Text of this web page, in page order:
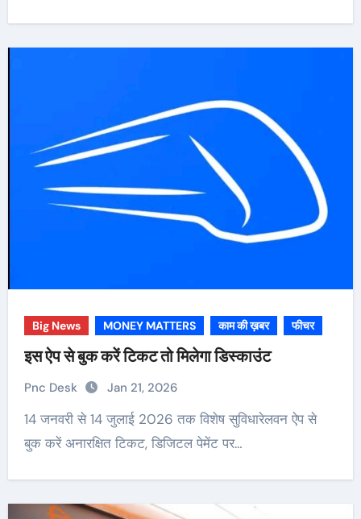
Big News MONEY MATTERS काम की ख़बर फीचर
इस ऐप से बुक करें टिकट तो मिलेगा डिस्काउंट
Pnc Desk Jan 21, 2026
14 जनवरी से 14 जुलाई 2026 तक विशेष सुविधारेलवन ऐप से
बुक करें अनारक्षित टिकट, डिजिटल पेमेंट पर…